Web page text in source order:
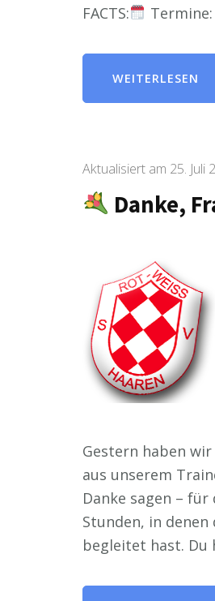
FACTS:
Termine:
WEITERLESEN
Aktualisiert am 25. Juli
Danke,
Gestern haben
aus unserem
Danke sagen –
Stunden, in
begleitet hast. Du